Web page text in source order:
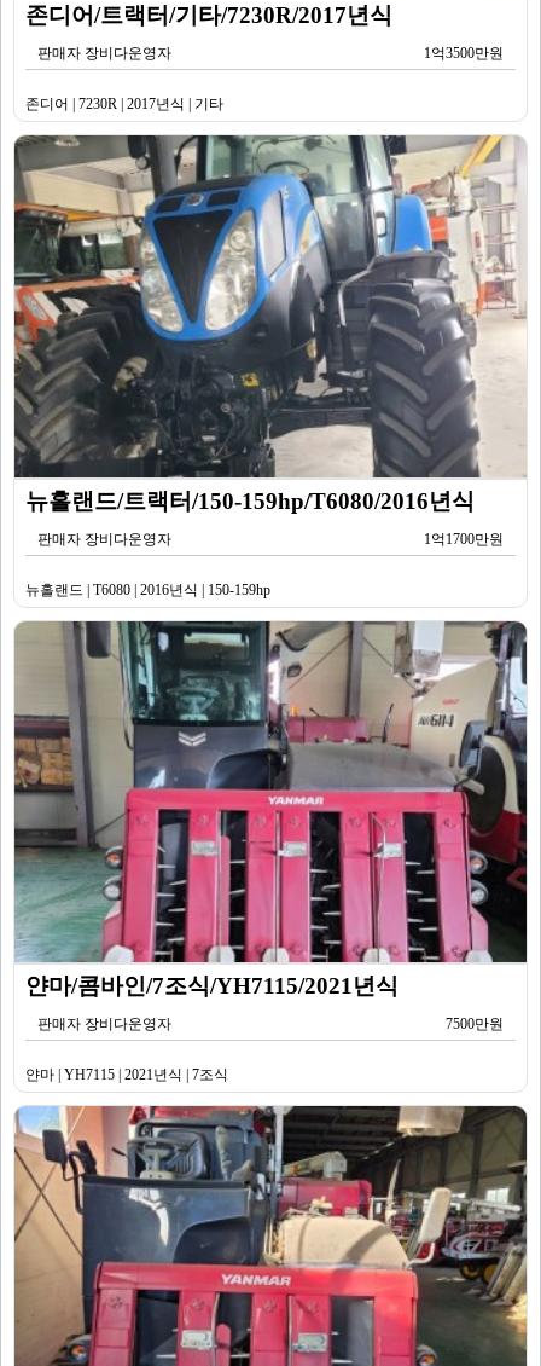
존디어/트랙터/기타/7230R/2017년식
판매자 장비다운영자 1억3500만원
존디어 | 7230R | 2017년식 | 기타
뉴홀랜드/트랙터/150-159hp/T6080/2016년식
판매자 장비다운영자 1억1700만원
뉴홀랜드 | T6080 | 2016년식 | 150-159hp
얀마/콤바인/7조식/YH7115/2021년식
판매자 장비다운영자 7500만원
얀마 | YH7115 | 2021년식 | 7조식